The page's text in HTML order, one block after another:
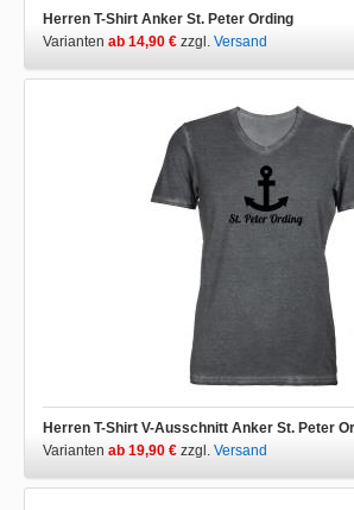
Herren T-Shirt Anker St. Peter Ording
Varianten ab 14,90 € zzgl. Versand
Herren T-Shirt V-Ausschnitt Anker St. Peter
Varianten ab 19,90 € zzgl. Versand